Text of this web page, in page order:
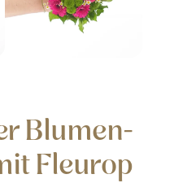
Blumen-
Fleurop